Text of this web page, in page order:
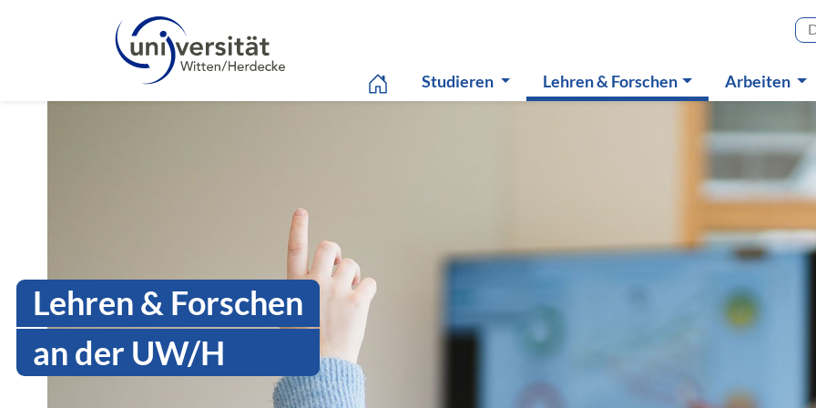
Sprachmenü
Studieren
Untermenü
Lehren & Forschen(aktiv)
Untermenü
Arbeiten
Lehren & Forschen
an der UW/H